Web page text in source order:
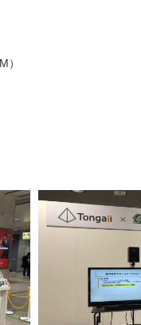
）